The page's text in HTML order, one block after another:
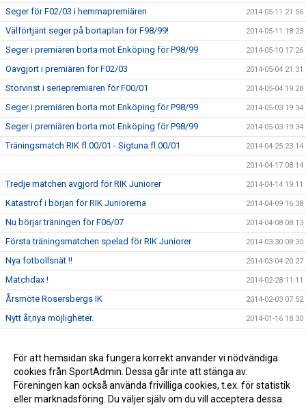
Seger för F02/03 i hemmapremiären 2014-05-11 21:56
Välförtjänt seger på bortaplan för F98/99! 2014-05-11 18:23
Seger i premiären borta mot Enköping för P98/99 2014-05-10 17:26
Oavgjort i premiären för F02/03 2014-05-04 21:31
Storvinst i seriepremiären för F00/01 2014-05-04 19:28
Seger i premiären borta mot Enköping för P98/99 2014-05-03 19:34
Seger i premiären borta mot Enköping för P98/99 2014-05-03 19:34
Träningsmatch RIK fl.00/01 - Sigtuna fl.00/01 2014-04-25 23:14
2014-04-17 08:14
Tredje matchen avgjord för RIK Juniorer 2014-04-14 19:11
Katastrof i början för RIK Juniorerna 2014-04-09 16:38
Nu börjar träningen för F06/07 2014-04-08 08:13
Första träningsmatchen spelad för RIK Juniorer 2014-03-30 08:30
Nya fotbollsnät !! 2014-03-04 20:27
Matchdax ! 2014-02-28 11:11
Årsmöte Rosersbergs IK 2014-02-03 07:52
Nytt år,nya möjligheter. 2014-01-16 18:30
2013-11-07 11:20
Tack! 2013-10-25 08:27
För att hemsidan ska fungera korrekt använder vi nödvändiga
cookies från SportAdmin. Dessa går inte att stänga av.
Föreningen kan också använda frivilliga cookies, t.ex. för statistik
eller marknadsföring. Du väljer själv om du vill acceptera dessa.